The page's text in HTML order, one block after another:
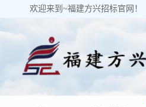
欢迎来到~福建方兴招标官网！